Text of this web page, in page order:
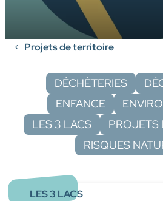
Projets de territoire
DÉCHÈTERIES
ENFANCE
LES 3 LACS
PROJETS
RISQUES
LES 3 LACS